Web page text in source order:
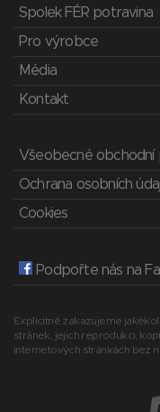
Spolek FÉR potravina
Pro výrobce
Média
Kontakt
Všeobecné obchodní
Ochrana osobních
Cookies
Podpořte nás na
Explicitně zakazujeme
stránek, jejich reprodukci,
internetových stránkách bez